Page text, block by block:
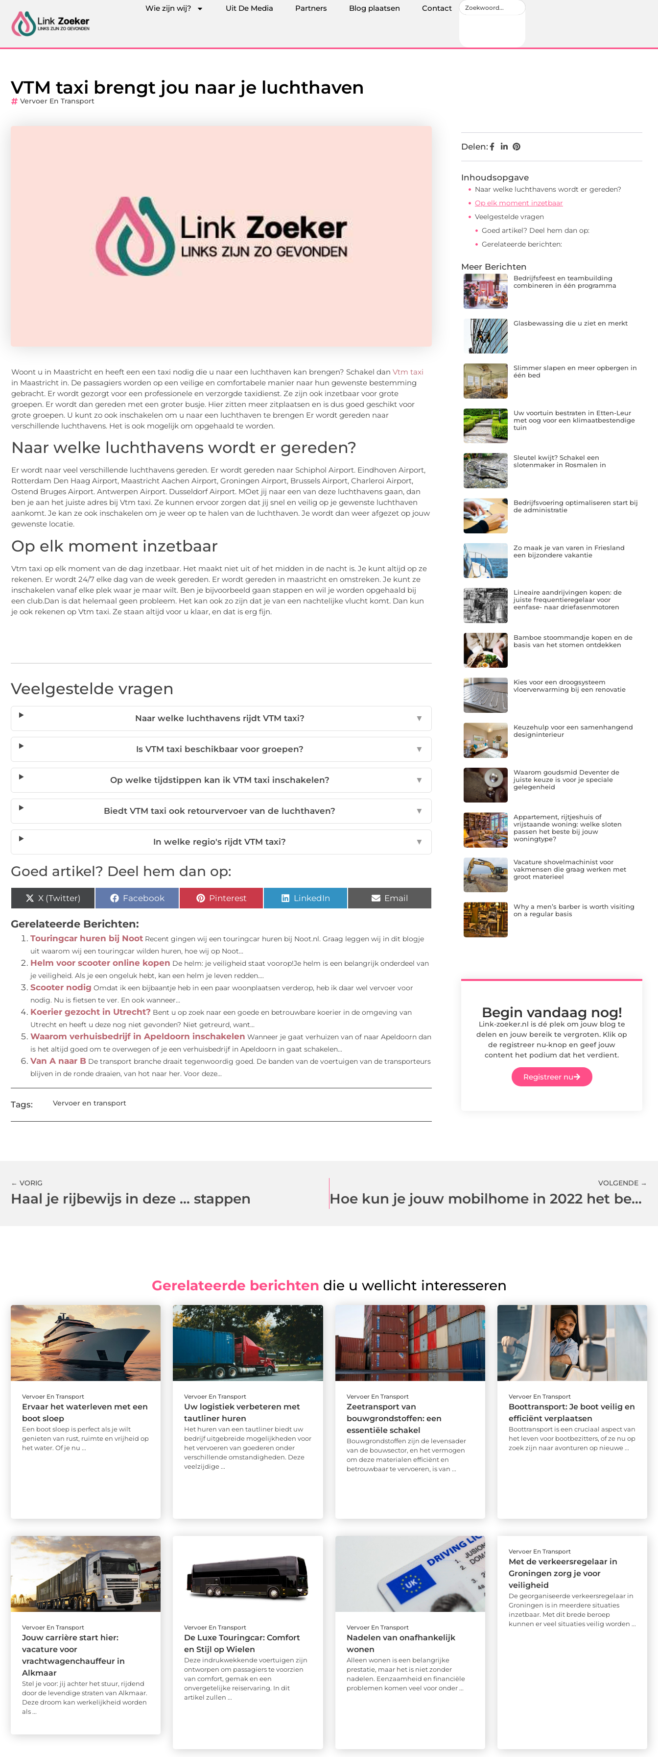
Wie zijn wij? Uit De Media Partners Blog plaatsen Contact
VTM taxi brengt jou naar je luchthaven
Vervoer En Transport
Woont u in Maastricht en heeft een een taxi nodig die u naar een luchthaven kan brengen? Schakel dan Vtm taxi
in Maastricht in. De passagiers worden op een veilige en comfortabele manier naar hun gewenste bestemming
gebracht. Er wordt gezorgt voor een professionele en verzorgde taxidienst. Ze zijn ook inzetbaar voor grote
groepen. Er wordt dan gereden met een groter busje. Hier zitten meer zitplaatsen en is dus goed geschikt voor
grote groepen. U kunt zo ook inschakelen om u naar een luchthaven te brengen Er wordt gereden naar
verschillende luchthavens. Het is ook mogelijk om opgehaald te worden.
Naar welke luchthavens wordt er gereden?
Er wordt naar veel verschillende luchthavens gereden. Er wordt gereden naar Schiphol Airport. Eindhoven Airport,
Rotterdam Den Haag Airport, Maastricht Aachen Airport, Groningen Airport, Brussels Airport, Charleroi Airport,
Ostend Bruges Airport. Antwerpen Airport. Dusseldorf Airport. MOet jij naar een van deze luchthavens gaan, dan
ben je aan het juiste adres bij Vtm taxi. Ze kunnen ervoor zorgen dat jij snel en veilig op je gewenste luchthaven
aankomt. Je kan ze ook inschakelen om je weer op te halen van de luchthaven. Je wordt dan weer afgezet op jouw
gewenste locatie.
Op elk moment inzetbaar
Vtm taxi op elk moment van de dag inzetbaar. Het maakt niet uit of het midden in de nacht is. Je kunt altijd op ze
rekenen. Er wordt 24/7 elke dag van de week gereden. Er wordt gereden in maastricht en omstreken. Je kunt ze
inschakelen vanaf elke plek waar je maar wilt. Ben je bijvoorbeeld gaan stappen en wil je worden opgehaald bij
een club.Dan is dat helemaal geen probleem. Het kan ook zo zijn dat je van een nachtelijke vlucht komt. Dan kun
je ook rekenen op Vtm taxi. Ze staan altijd voor u klaar, en dat is erg fijn.
Veelgestelde vragen
Naar welke luchthavens rijdt VTM taxi? ▼
Is VTM taxi beschikbaar voor groepen? ▼
Op welke tijdstippen kan ik VTM taxi inschakelen? ▼
Biedt VTM taxi ook retourvervoer van de luchthaven? ▼
In welke regio's rijdt VTM taxi? ▼
Goed artikel? Deel hem dan op:
X (Twitter) Facebook Pinterest LinkedIn Email
Gerelateerde Berichten:
Touringcar huren bij Noot Recent gingen wij een touringcar huren bij Noot.nl. Graag leggen wij in dit blogje
uit waarom wij een touringcar wilden huren, hoe wij op Noot...
Helm voor scooter online kopen De helm: je veiligheid staat voorop!Je helm is een belangrijk onderdeel van
je veiligheid. Als je een ongeluk hebt, kan een helm je leven redden....
Scooter nodig Omdat ik een bijbaantje heb in een paar woonplaatsen verderop, heb ik daar wel vervoer voor
nodig. Nu is fietsen te ver. En ook wanneer...
Koerier gezocht in Utrecht? Bent u op zoek naar een goede en betrouwbare koerier in de omgeving van
Utrecht en heeft u deze nog niet gevonden? Niet getreurd, want...
Waarom verhuisbedrijf in Apeldoorn inschakelen Wanneer je gaat verhuizen van of naar Apeldoorn dan
is het altijd goed om te overwegen of je een verhuisbedrijf in Apeldoorn in gaat schakelen...
Van A naar B De transport branche draait tegenwoordig goed. De banden van de voertuigen van de transporteurs
blijven in de ronde draaien, van hot naar her. Voor deze...
Tags: Vervoer en transport
Delen:
Inhoudsopgave
Naar welke luchthavens wordt er gereden?
Op elk moment inzetbaar
Veelgestelde vragen
Goed artikel? Deel hem dan op:
Gerelateerde berichten:
Meer Berichten
Bedrijfsfeest en teambuilding
combineren in één programma
Glasbewassing die u ziet en merkt
Slimmer slapen en meer opbergen in
één bed
Uw voortuin bestraten in Etten-Leur
met oog voor een klimaatbestendige
tuin
Sleutel kwijt? Schakel een
slotenmaker in Rosmalen in
Bedrijfsvoering optimaliseren start bij
de administratie
Zo maak je van varen in Friesland
een bijzondere vakantie
Lineaire aandrijvingen kopen: de
juiste frequentieregelaar voor
eenfase- naar driefasenmotoren
Bamboe stoommandje kopen en de
basis van het stomen ontdekken
Kies voor een droogsysteem
vloerverwarming bij een renovatie
Keuzehulp voor een samenhangend
designinterieur
Waarom goudsmid Deventer de
juiste keuze is voor je speciale
gelegenheid
Appartement, rijtjeshuis of
vrijstaande woning: welke sloten
passen het beste bij jouw
woningtype?
Vacature shovelmachinist voor
vakmensen die graag werken met
groot materieel
Why a men’s barber is worth visiting
on a regular basis
Begin vandaag nog!
Link-zoeker.nl is dé plek om jouw blog te
delen en jouw bereik te vergroten. Klik op
de registreer nu-knop en geef jouw
content het podium dat het verdient.
Registreer nu
← VORIG
Haal je rijbewijs in deze … stappen
VOLGENDE →
Hoe kun je jouw mobilhome in 2022 het beste verkopen?
Gerelateerde berichten die u wellicht interesseren
Vervoer En Transport
Ervaar het waterleven met een
boot sloep
Een boot sloep is perfect als je wilt
genieten van rust, ruimte en vrijheid op
het water. Of je nu ...
Vervoer En Transport
Uw logistiek verbeteren met
tautliner huren
Het huren van een tautliner biedt uw
bedrijf uitgebreide mogelijkheden voor
het vervoeren van goederen onder
verschillende omstandigheden. Deze
veelzijdige ...
Vervoer En Transport
Zeetransport van
bouwgrondstoffen: een
essentiële schakel
Bouwgrondstoffen zijn de levensader
van de bouwsector, en het vermogen
om deze materialen efficiënt en
betrouwbaar te vervoeren, is van ...
Vervoer En Transport
Boottransport: Je boot veilig en
efficiënt verplaatsen
Boottransport is een cruciaal aspect van
het leven voor bootbezitters, of ze nu op
zoek zijn naar avonturen op nieuwe ...
Vervoer En Transport
Jouw carrière start hier:
vacature voor
vrachtwagenchauffeur in
Alkmaar
Stel je voor: jij achter het stuur, rijdend
door de levendige straten van Alkmaar.
Deze droom kan werkelijkheid worden
als ...
Vervoer En Transport
De Luxe Touringcar: Comfort
en Stijl op Wielen
Deze indrukwekkende voertuigen zijn
ontworpen om passagiers te voorzien
van comfort, gemak en een
onvergetelijke reiservaring. In dit
artikel zullen ...
Vervoer En Transport
Nadelen van onafhankelijk
wonen
Alleen wonen is een belangrijke
prestatie, maar het is niet zonder
nadelen. Eenzaamheid en financiële
problemen komen veel voor onder ...
Vervoer En Transport
Met de verkeersregelaar in
Groningen zorg je voor
veiligheid
De georganiseerde verkeersregelaar in
Groningen is in meerdere situaties
inzetbaar. Met dit brede beroep
kunnen er veel situaties veilig worden ...